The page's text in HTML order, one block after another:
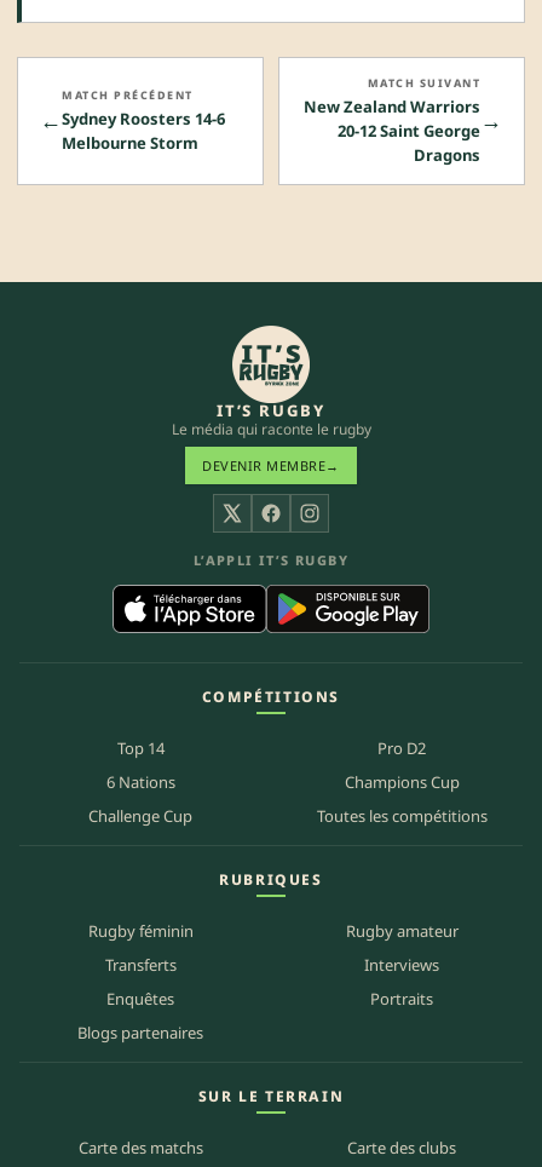
←
MATCH PRÉCÉDENT
Sydney Roosters 14-6
Melbourne Storm
→
MATCH SUIVANT
New Zealand Warriors
20-12 Saint George
Dragons
IT’S RUGBY
Le média qui raconte le rugby
DEVENIR MEMBRE→
X FacebookInstagram
L’APPLI IT’S RUGBY
COMPÉTITIONS
Top 14
Pro D2
6 Nations
Champions Cup
Challenge Cup
Toutes les compétitions
RUBRIQUES
Rugby féminin
Rugby amateur
Transferts
Interviews
Enquêtes
Portraits
Blogs partenaires
SUR LE TERRAIN
Carte des matchs Carte des clubs